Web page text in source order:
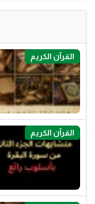
القرآن الكريم
القرآن الكريم